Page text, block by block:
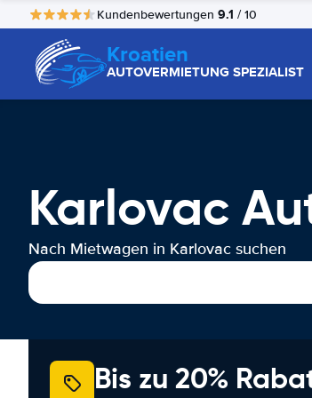
Kundenbewertungen 9.1 / 10
Kroatien
AUTOVERMIETUNG SPEZIALIST
Karlovac
Nach Mietwagen in Karlovac suchen
Bis zu 20%